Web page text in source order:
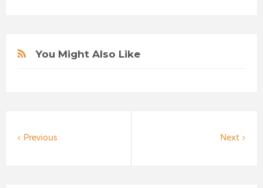
You Might Also Like
Next
Previous